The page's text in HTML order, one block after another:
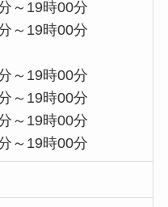
～19時00分
～19時00分
～19時00分
～19時00分
～19時00分
～19時00分